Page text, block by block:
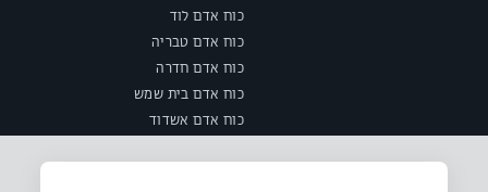
כוח אדם לוד
כוח אדם טבריה
כוח אדם חדרה
כוח אדם בית שמש
כוח אדם אשדוד